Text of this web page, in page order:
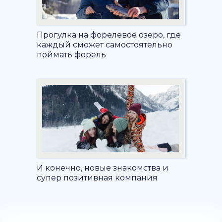
Прогулка на форелевое озеро, где
каждый сможет самостоятельно
поймать форель
И конечно, новые знакомства и
супер позитивная компания